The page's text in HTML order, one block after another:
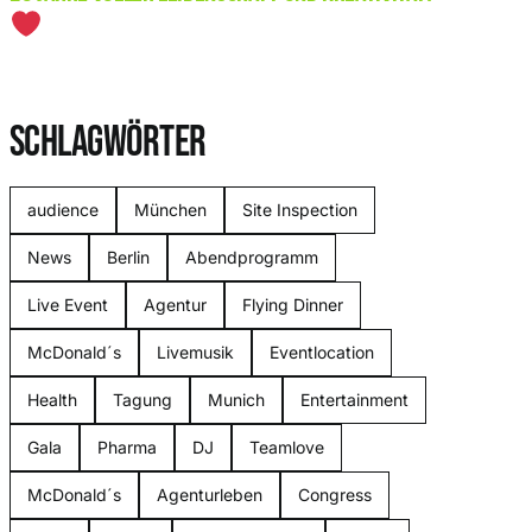
SCHLAGWÖRTER
audience München Site Inspection
News Berlin Abendprogramm
Live Event Agentur Flying Dinner
McDonald´s Livemusik Eventlocation
Health Tagung Munich Entertainment
Gala Pharma DJ Teamlove
McDonald´s Agenturleben Congress